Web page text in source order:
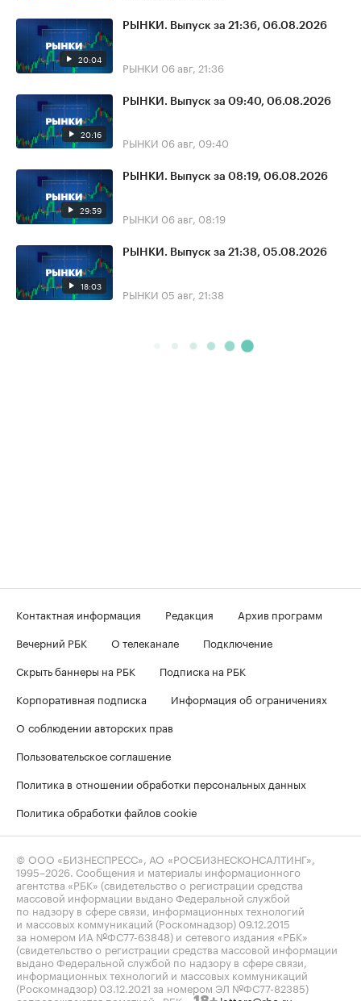
20:04
РЫНКИ. Выпуск за 21:36, 06.08.2026
РЫНКИ 06 авг, 21:36
20:16
РЫНКИ. Выпуск за 09:40, 06.08.2026
РЫНКИ 06 авг, 09:40
29:59
РЫНКИ. Выпуск за 08:19, 06.08.2026
РЫНКИ 06 авг, 08:19
18:03
РЫНКИ. Выпуск за 21:38, 05.08.2026
РЫНКИ 05 авг, 21:38
Контактная информация Редакция
Архив программ
Вечерний РБК
О телеканале
Подключение
Скрыть баннеры на РБК
Подписка на РБК
Корпоративная подписка
Информация об ограничениях
О соблюдении авторских прав
Пользовательское соглашение
Политика в отношении обработки персональных данных
Политика обработки файлов cookie
© ООО «БИЗНЕСПРЕСС», АО «РОСБИЗНЕСКОНСАЛТИНГ»,
1995–2026 . Сообщения и материалы информационного
агентства «РБК» (свидетельство о регистрации средства
массовой информации выдано Федеральной службой
по надзору в сфере связи, информационных технологий
и массовых коммуникаций (Роскомнадзор) 09.12.2015
за номером ИА №ФС77-63848) и сетевого издания «РБК»
(свидетельство о регистрации средства массовой информации
выдано Федеральной службой по надзору в сфере связи,
информационных технологий и массовых коммуникаций
(Роскомнадзор) 03.12.2021 за номером ЭЛ №ФС77-82385)